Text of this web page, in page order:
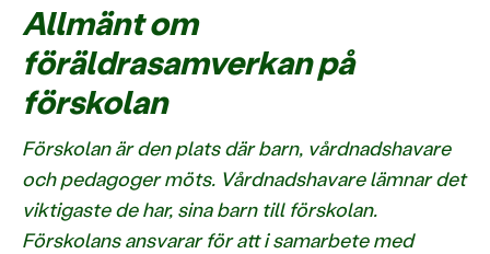
Allmänt om
föräldrasamverkan på
förskolan
Förskolan är den plats där barn, vårdnadshavare
och pedagoger möts. Vårdnadshavare lämnar det
viktigaste de har, sina barn till förskolan.
Förskolans ansvarar för att i samarbete med